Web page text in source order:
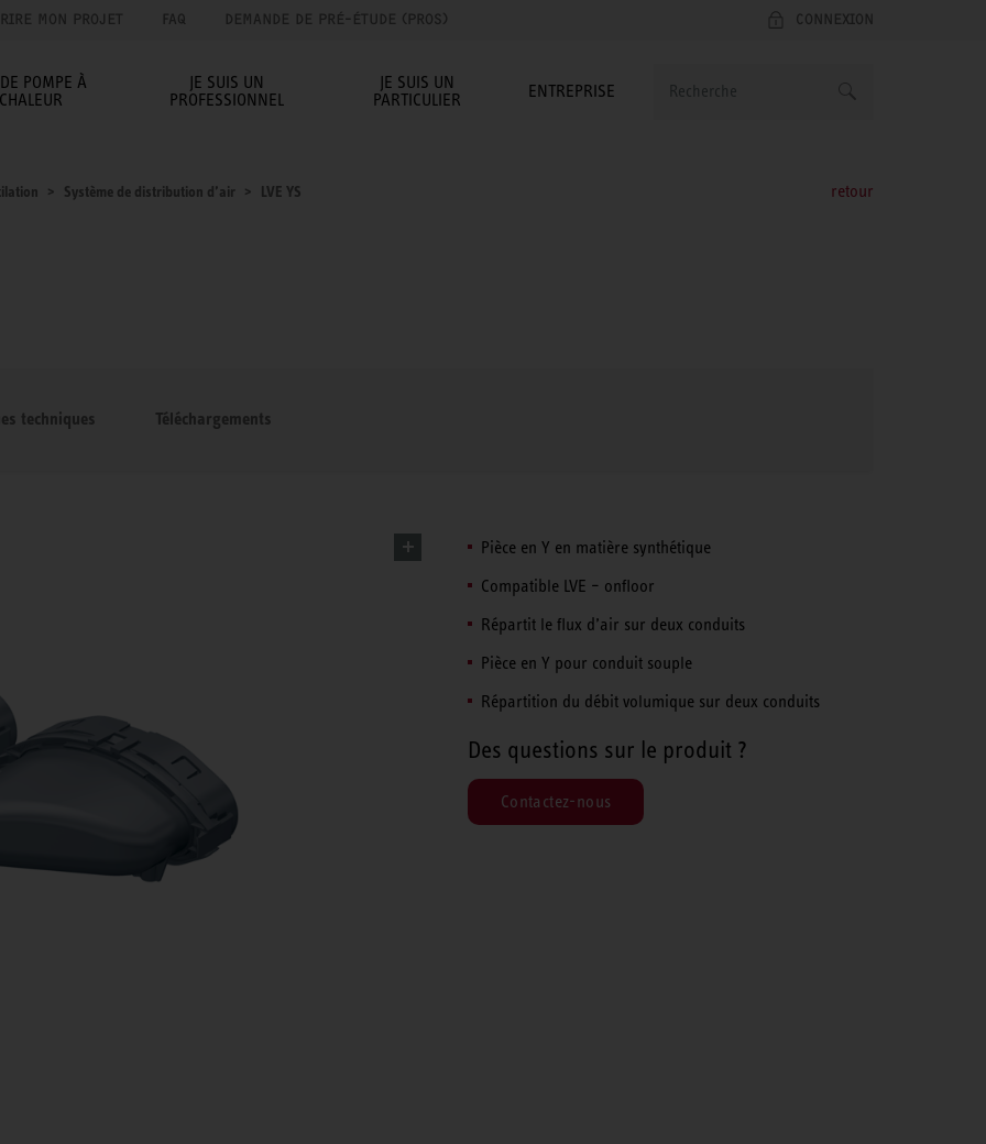
MON PROJET FAQ DEMANDE DE PRÉ-ÉTUDE (PROS) CONNEXION
POMPE À
CHALEUR
JE SUIS UN
PROFESSIONNEL
JE SUIS UN
PARTICULIER
ENTREPRISE
Système de distribution d’air LVE YS retour
techniques Téléchargements
Pièce en Y en matière synthétique
Compatible LVE – onfloor
Répartit le flux d’air sur deux conduits
Pièce en Y pour conduit souple
Répartition du débit volumique sur deux conduits
Des questions sur le produit ?
Contactez-nous